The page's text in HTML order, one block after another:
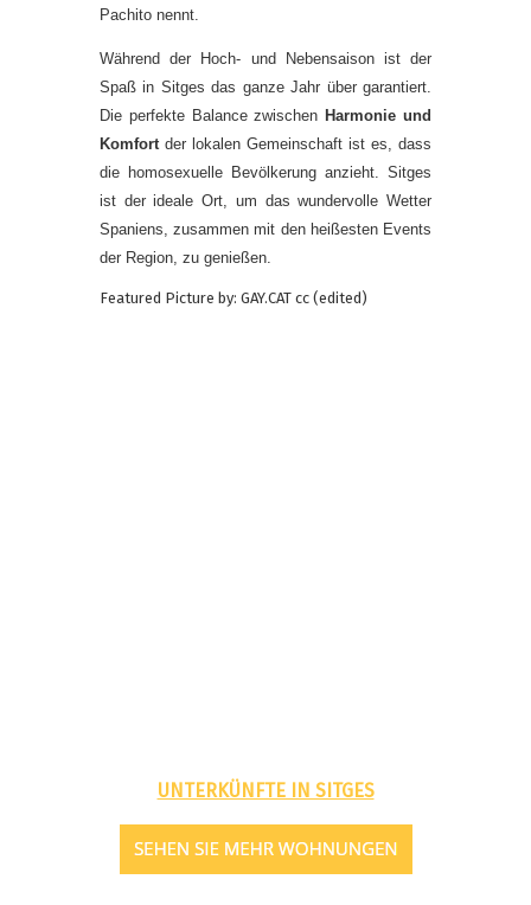
Pachito nennt.
Während der Hoch- und Nebensaison ist der
Spaß in Sitges das ganze Jahr über garantiert.
Die perfekte Balance zwischen Harmonie und
Komfortder lokalen Gemeinschaft ist es, dass
die homosexuelle Bevölkerung anzieht. Sitges
ist der ideale Ort, um das wundervolle Wetter
Spaniens, zusammen mit den heißesten Events
der Region, zu genießen.
Featured Picture by: GAY.CAT cc (edited)
UNTERKÜNFTE IN SITGES